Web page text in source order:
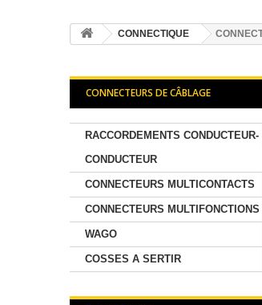
CONNECTIQUE
CONNECTEURS DE CÂBLAGE
RACCORDEMENTS CONDUCTEUR-
CONDUCTEUR
CONNECTEURS MULTICONTACTS
CONNECTEURS MULTIFONCTIONS
WAGO
COSSES A SERTIR